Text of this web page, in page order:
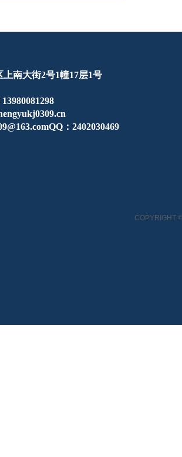
南大街2号1幢17层1号
：2402030469
COPYRIGHT